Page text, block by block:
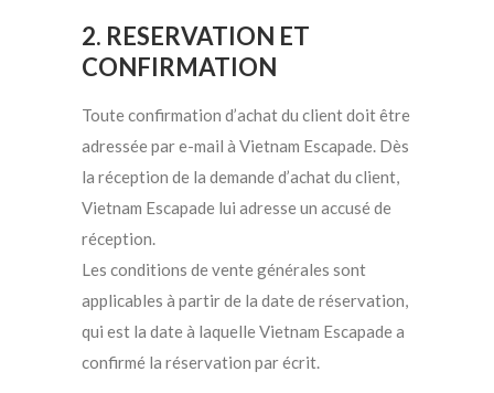
2. RESERVATION ET
CONFIRMATION
Toute confirmation d’achat du client doit être
adressée par e-mail à Vietnam Escapade. Dès
la réception de la demande d’achat du client,
Vietnam Escapade lui adresse un accusé de
réception.
Les conditions de vente générales sont
applicables à partir de la date de réservation,
qui est la date à laquelle Vietnam Escapade a
confirmé la réservation par écrit.